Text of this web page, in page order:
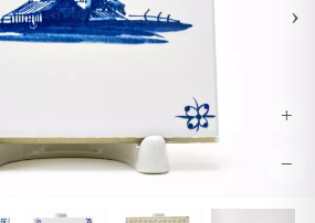
›
+
−